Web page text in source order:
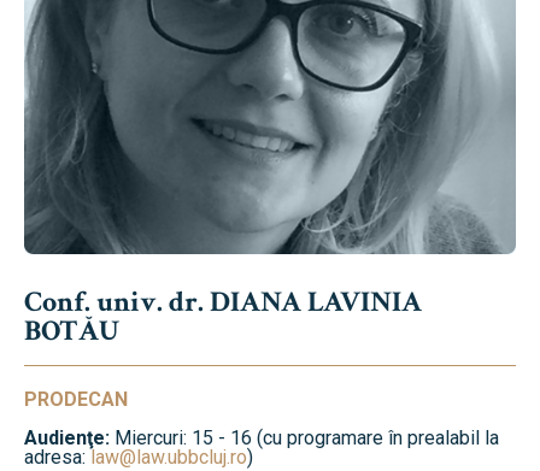
Conf. univ. dr. DIANA LAVINIA
BOTĂU
PRODECAN
Audienţe: Miercuri: 15 - 16 (cu programare în prealabil la
adresa: law@law.ubbcluj.ro)